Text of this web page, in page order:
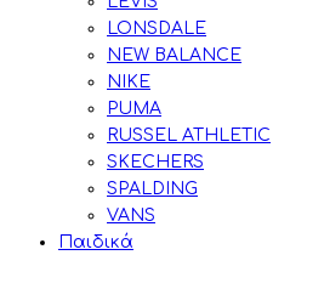
LONSDALE
NEW BALANCE
NIKE
PUMA
RUSSEL ATHLETIC
SKECHERS
SPALDING
VANS
Παιδικά